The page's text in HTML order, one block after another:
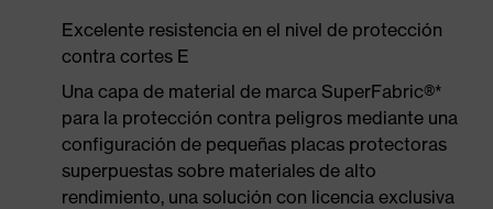
Excelente resistencia en el nivel de protección
contra cortes E
Una capa de material de marca SuperFabric®*
para la protección contra peligros mediante una
configuración de pequeñas placas protectoras
superpuestas sobre materiales de alto
rendimiento, una solución con licencia exclusiva